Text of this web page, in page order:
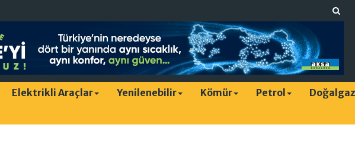
Elektrikli Araçlar Yenilenebilir Kömür Petrol Doğalgaz